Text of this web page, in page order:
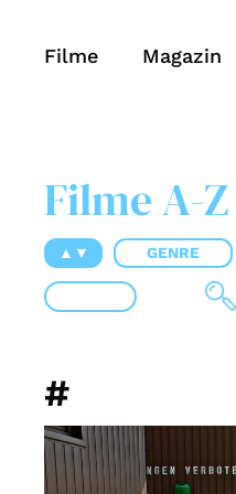
Filme Magazin
Filme A-Z
▲▼ GENRE
#